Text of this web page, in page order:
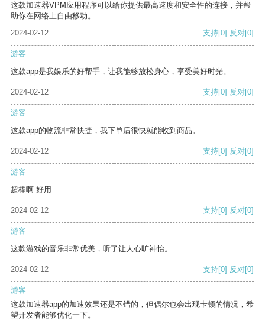
这款加速器VPM应用程序可以给你提供最高速度和安全性的连接，并帮
助你在网络上自由移动。
2024-02-12
支持[0] 反对[0]
游客
这款app是我娱乐的好帮手，让我能够放松身心，享受美好时光。
2024-02-12 支持[0] 反对[0]
游客
这款app的物流非常快捷，我下单后很快就能收到商品。
2024-02-12 支持[0] 反对[0]
游客
超棒啊 好用
2024-02-12 支持[0] 反对[0]
游客
这款游戏的音乐非常优美，听了让人心旷神怡。
2024-02-12 支持[0] 反对[0]
游客
这款加速器app的加速效果还是不错的，但偶尔也会出现卡顿的情况，希
望开发者能够优化一下。